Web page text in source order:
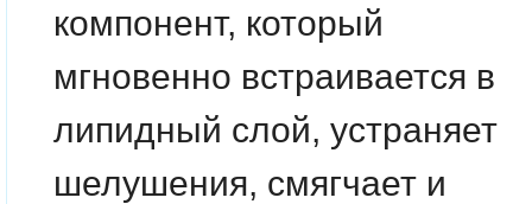
компонент, который
мгновенно встраивается в
липидный слой, устраняет
шелушения, смягчает и